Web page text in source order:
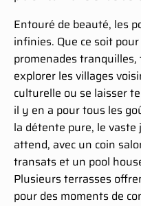
Entouré de beauté, les
infinies. Que ce soit
promenades
explorer les villages
culturelle ou se laisser
il y en a pour tous les
la détente pure, le
attend, avec un coin
transats et un pool
Plusieurs terrasses
pour des moments de